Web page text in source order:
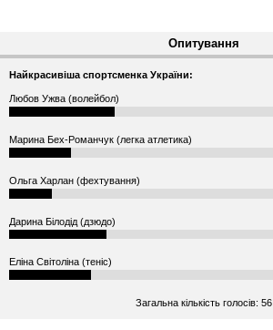
Опитування
Найкрасивіша спортсменка України:
Любов Ужва (волейбол)
Марина Бех-Романчук (легка атлетика)
Ольга Харлан (фехтування)
Дарина Білодід (дзюдо)
Еліна Світоліна (теніс)
Загальна кількість голосів: 56